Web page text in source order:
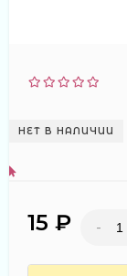
НЕТ В НАЛИЧИИ
15 ₽ -